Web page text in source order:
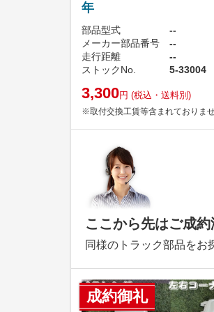
年
部品型式
--
メーカー部品番号
--
走行距離
--
ストックNo.
5-33004
3,300円 (税込・送料別)
※取付交換工賃等含まれておりま
ここから先はご成
同様のトラック部品をお
成約御礼